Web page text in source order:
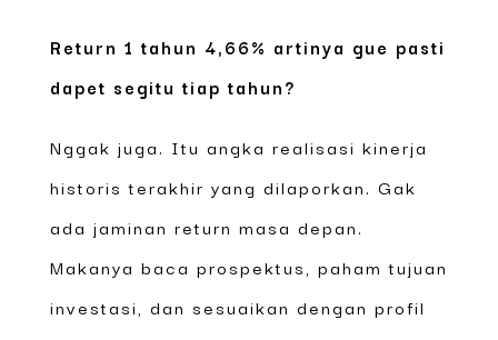
Return 1 tahun 4,66% artinya gue pasti
dapet segitu tiap tahun?
Nggak juga. Itu angka realisasi kinerja
historis terakhir yang dilaporkan. Gak
ada jaminan return masa depan.
Makanya baca prospektus, paham tujuan
investasi, dan sesuaikan dengan profil